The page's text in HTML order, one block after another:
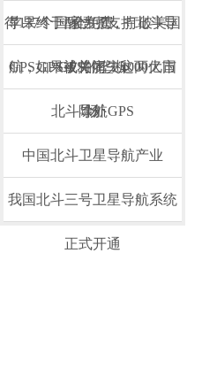
全免费
得137个国家力挺，打破美国
GPS的垄断
苹果终于醒悟了支持北斗导
航，GPS或将痛失4000亿市
场
GPS如果被关闭，这两大国
除外
北斗导航GPS
中国北斗卫星导航产业
我国北斗三号卫星导航系统
正式开通